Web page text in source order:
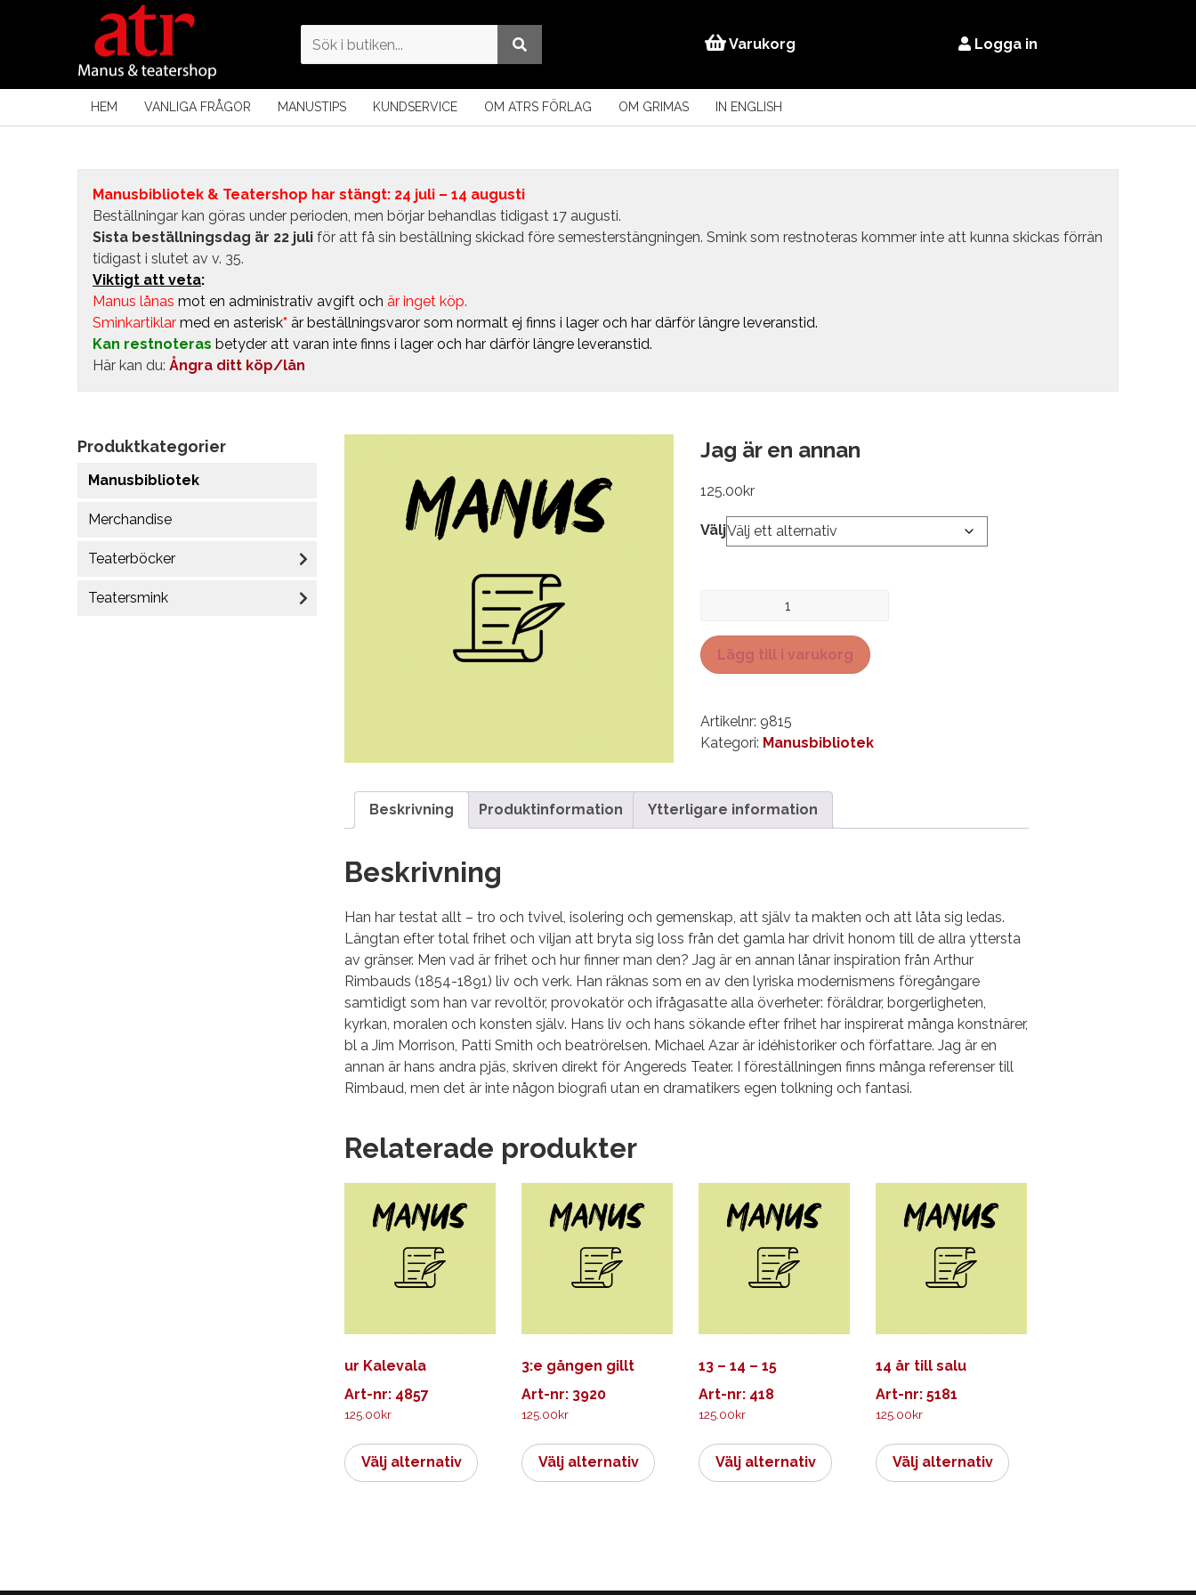
Varukorg Logga in
HEM VANLIGA FRÅGOR MANUSTIPS KUNDSERVICE OM ATRS FÖRLAG OM GRIMAS IN ENGLISH
Manusbibliotek & Teatershop har stängt: 24 juli – 14 augusti
Beställningar kan göras under perioden, men börjar behandlas tidigast 17 augusti.
Sista beställningsdag är 22 juli för att få sin beställning skickad före semesterstängningen. Smink som restnoteras kommer inte att kunna skickas förrän
tidigast i slutet av v. 35.
Viktigt att veta:
Manus lånas mot en administrativ avgift och är inget köp.
Sminkartiklar med en asterisk* är beställningsvaror som normalt ej finns i lager och har därför längre leveranstid.
Kan restnoteras betyder att varan inte finns i lager och har därför längre leveranstid.
Här kan du: Ångra ditt köp/lån
Produktkategorier
Manusbibliotek
Merchandise
Teaterböcker
Teatersmink
Jag är en annan
125.00kr
Välj
en
annan
Lägg till i varukorg
Artikelnr: 9815
Kategori: Manusbibliotek
Beskrivning Produktinformation Ytterligare information
Beskrivning
Han har testat allt – tro och tvivel, isolering och gemenskap, att själv ta makten och att låta sig ledas.
Längtan efter total frihet och viljan att bryta sig loss från det gamla har drivit honom till de allra yttersta
av gränser. Men vad är frihet och hur finner man den? Jag är en annan lånar inspiration från Arthur
Rimbauds (1854-1891) liv och verk. Han räknas som en av den lyriska modernismens föregångare
samtidigt som han var revoltör, provokatör och ifrågasatte alla överheter: föräldrar, borgerligheten,
kyrkan, moralen och konsten själv. Hans liv och hans sökande efter frihet har inspirerat många konstnärer,
bl a Jim Morrison, Patti Smith och beatrörelsen. Michael Azar är idéhistoriker och författare. Jag är en
annan är hans andra pjäs, skriven direkt för Angereds Teater. I föreställningen finns många referenser till
Rimbaud, men det är inte någon biografi utan en dramatikers egen tolkning och fantasi.
Relaterade produkter
ur Kalevala
Art-nr: 4857
125.00kr
Välj alternativ
här
produkten
olika
3:e gången gillt
Art-nr: 3920
125.00kr
Välj alternativ
här
produkten
olika
13 – 14 – 15
Art-nr: 418
125.00kr
Välj alternativ
här
produkten
olika
14 år till salu
Art-nr: 5181
125.00kr
Välj alternativ
här
olika